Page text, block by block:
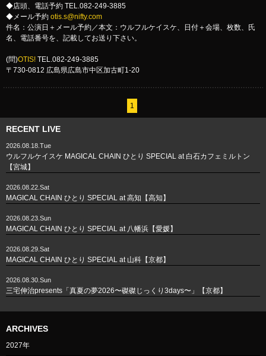
◆店頭、電話予約 TEL.082-249-3885
◆メール予約 otis.s@nifty.com
件名：公演日＋メール予約／本文：ウルフルケイスケ、日付＋会場、枚数、氏
名、電話番号を、記載してお送り下さい。
(問)OTIS! TEL.082-249-3885
〒730-0812 広島県広島市中区加古町1-20
1
RECENT LIVE
2026.08.18.Tue
ウルフルケイスケ MAGICAL CHAIN ひとり SPECIAL at 白石カフェミルトン
【宮城】
2026.08.22.Sat
MAGICAL CHAIN ひとり SPECIAL at 高知【高知】
2026.08.23.Sun
MAGICAL CHAIN ひとり SPECIAL at 八幡浜【愛媛】
2026.08.29.Sat
MAGICAL CHAIN ひとり SPECIAL at 山科【京都】
2026.08.30.Sun
三宅伸治presents「真夏の夢2026〜磔磔じっくり3days〜」【京都】
ARCHIVES
2027年